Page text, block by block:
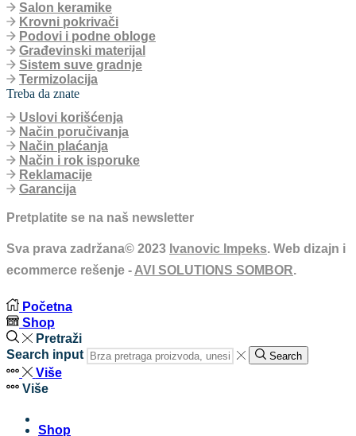
Salon keramike
Krovni pokrivači
Podovi i podne obloge
Građevinski materijal
Sistem suve gradnje
Termizolacija
Treba da znate
Uslovi korišćenja
Način poručivanja
Način plaćanja
Način i rok isporuke
Reklamacije
Garancija
Pretplatite se na naš newsletter
Sva prava zadržana© 2023 Ivanovic Impeks. Web dizajn i
ecommerce rešenje - AVI SOLUTIONS SOMBOR.
Početna
Shop
Pretraži
Search input
Search
Više
Više
Shop